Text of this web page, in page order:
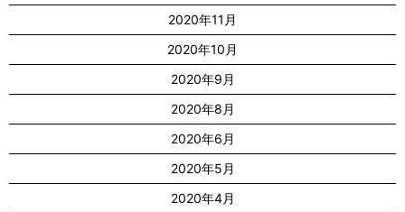
2020年11月
2020年10月
2020年9月
2020年8月
2020年6月
2020年5月
2020年4月